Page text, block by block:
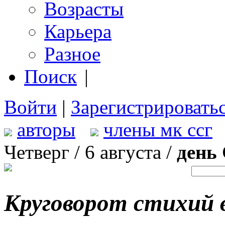
Возрасты
Карьера
Разное
Поиск |
Войти |
авторы
члены мк ссг
Четверг / 6 августа / день
Круговорот стихий